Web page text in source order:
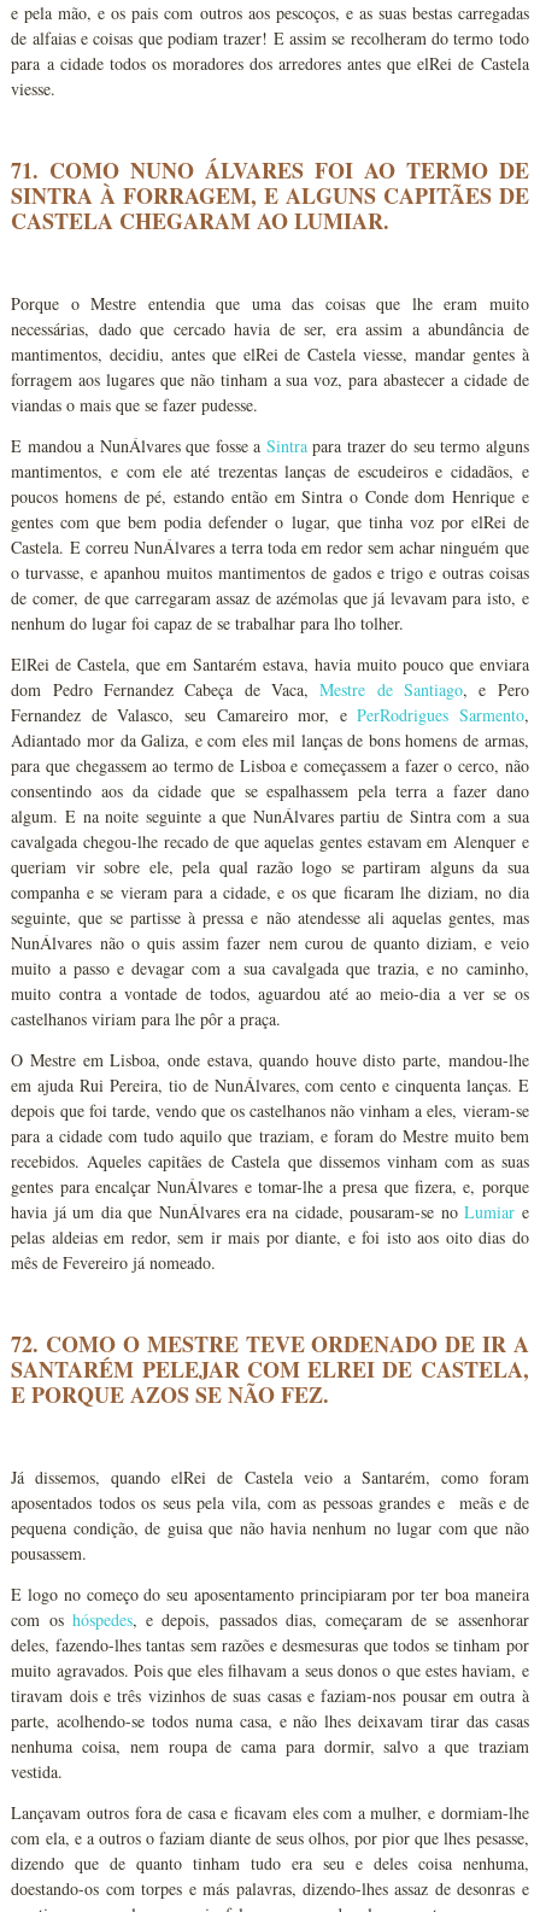
e pela mão, e os pais com outros aos pescoços, e as suas bestas carregadas
de alfaias e coisas que podiam trazer! E assim se recolheram do termo todo
para a cidade todos os moradores dos arredores antes que elRei de Castela
viesse.
71. COMO NUNO ÁLVARES FOI AO TERMO DE
SINTRA À FORRAGEM, E ALGUNS CAPITÃES DE
CASTELA CHEGARAM AO LUMIAR.
Porque o Mestre entendia que uma das coisas que lhe eram muito
necessárias, dado que cercado havia de ser, era assim a abundância de
mantimentos, decidiu, antes que elRei de Castela viesse, mandar gentes à
forragem aos lugares que não tinham a sua voz, para abastecer a cidade de
viandas o mais que se fazer pudesse.
E mandou a NunÁlvares que fosse a Sintrapara trazer do seu termo alguns
mantimentos, e com ele até trezentas lanças de escudeiros e cidadãos, e
poucos homens de pé, estando então em Sintra o Conde dom Henrique e
gentes com que bem podia defender o lugar, que tinha voz por elRei de
Castela. E correu NunÁlvares a terra toda em redor sem achar ninguém que
o turvasse, e apanhou muitos mantimentos de gados e trigo e outras coisas
de comer, de que carregaram assaz de azémolas que já levavam para isto, e
nenhum do lugar foi capaz de se trabalhar para lho tolher.
ElRei de Castela, que em Santarém estava, havia muito pouco que enviara
dom Pedro Fernandez Cabeça de Vaca,Mestre de Santiago, e Pero
Fernandez de Valasco, seu Camareiro mor, ePerRodrigues Sarmento,
Adiantado mor da Galiza, e com eles mil lanças de bons homens de armas,
para que chegassem ao termo de Lisboa e começassem a fazer o cerco, não
consentindo aos da cidade que se espalhassem pela terra a fazer dano
algum. E na noite seguinte a que NunÁlvares partiu de Sintra com a sua
cavalgada chegou-lhe recado de que aquelas gentes estavam em Alenquer e
queriam vir sobre ele, pela qual razão logo se partiram alguns da sua
companha e se vieram para a cidade, e os que ficaram lhe diziam, no dia
seguinte, que se partisse à pressa e não atendesse ali aquelas gentes, mas
NunÁlvares não o quis assim fazer nem curou de quanto diziam, e veio
muito a passo e devagar com a sua cavalgada que trazia, e no caminho,
muito contra a vontade de todos, aguardou até ao meio-dia a ver se os
castelhanos viriam para lhe pôr a praça.
O Mestre em Lisboa, onde estava, quando houve disto parte, mandou-lhe
em ajuda Rui Pereira, tio de NunÁlvares, com cento e cinquenta lanças. E
depois que foi tarde, vendo que os castelhanos não vinham a eles, vieram-se
para a cidade com tudo aquilo que traziam, e foram do Mestre muito bem
recebidos. Aqueles capitães de Castela que dissemos vinham com as suas
gentes para encalçar NunÁlvares e tomar-lhe a presa que fizera, e, porque
havia já um dia que NunÁlvares era na cidade, pousaram-se noLumiar e
pelas aldeias em redor, sem ir mais por diante, e foi isto aos oito dias do
mês de Fevereiro já nomeado.
72. COMO O MESTRE TEVE ORDENADO DE IR A
SANTARÉM PELEJAR COM ELREI DE CASTELA,
E PORQUE AZOS SE NÃO FEZ.
Já dissemos, quando elRei de Castela veio a Santarém, como foram
aposentados todos os seus pela vila, com as pessoas grandes e meãs e de
pequena condição, de guisa que não havia nenhum no lugar com que não
pousassem.
E logo no começo do seu aposentamento principiaram por ter boa maneira
com os hóspedes, e depois, passados dias, começaram de se assenhorar
deles, fazendo-lhes tantas sem razões e desmesuras que todos se tinham por
muito agravados. Pois que eles filhavam a seus donos o que estes haviam, e
tiravam dois e três vizinhos de suas casas e faziam-nos pousar em outra à
parte, acolhendo-se todos numa casa, e não lhes deixavam tirar das casas
nenhuma coisa, nem roupa de cama para dormir, salvo a que traziam
vestida.
Lançavam outros fora de casa e ficavam eles com a mulher, e dormiam-lhe
com ela, e a outros o faziam diante de seus olhos, por pior que lhes pesasse,
dizendo que de quanto tinham tudo era seu e deles coisa nenhuma,
doestando-os com torpes e más palavras, dizendo-lhes assaz de desonras e